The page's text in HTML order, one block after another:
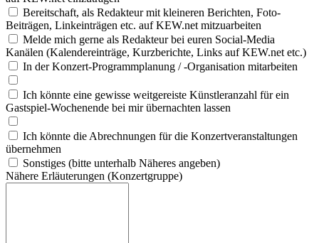
Bereitschaft, als Redakteur mit kleineren Berichten, Foto-
Beiträgen, Linkeinträgen etc. auf KEW.net mitzuarbeiten
Melde mich gerne als Redakteur bei euren Social-Media
Kanälen (Kalendereinträge, Kurzberichte, Links auf KEW.net etc.)
In der Konzert-Programmplanung / -Organisation mitarbeiten
Ich könnte eine gewisse weitgereiste Künstleranzahl für ein
Gastspiel-Wochenende bei mir übernachten lassen
Ich könnte die Abrechnungen für die Konzertveranstaltungen
übernehmen
Sonstiges (bitte unterhalb Näheres angeben)
Nähere Erläuterungen (Konzertgruppe)